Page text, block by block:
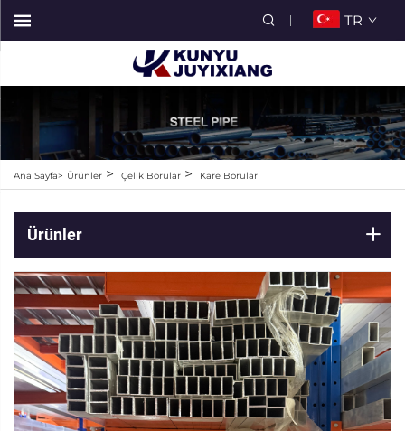
TR
Ana Sayfa> Ürünler > Çelik Borular > Kare Borular
Ürünler